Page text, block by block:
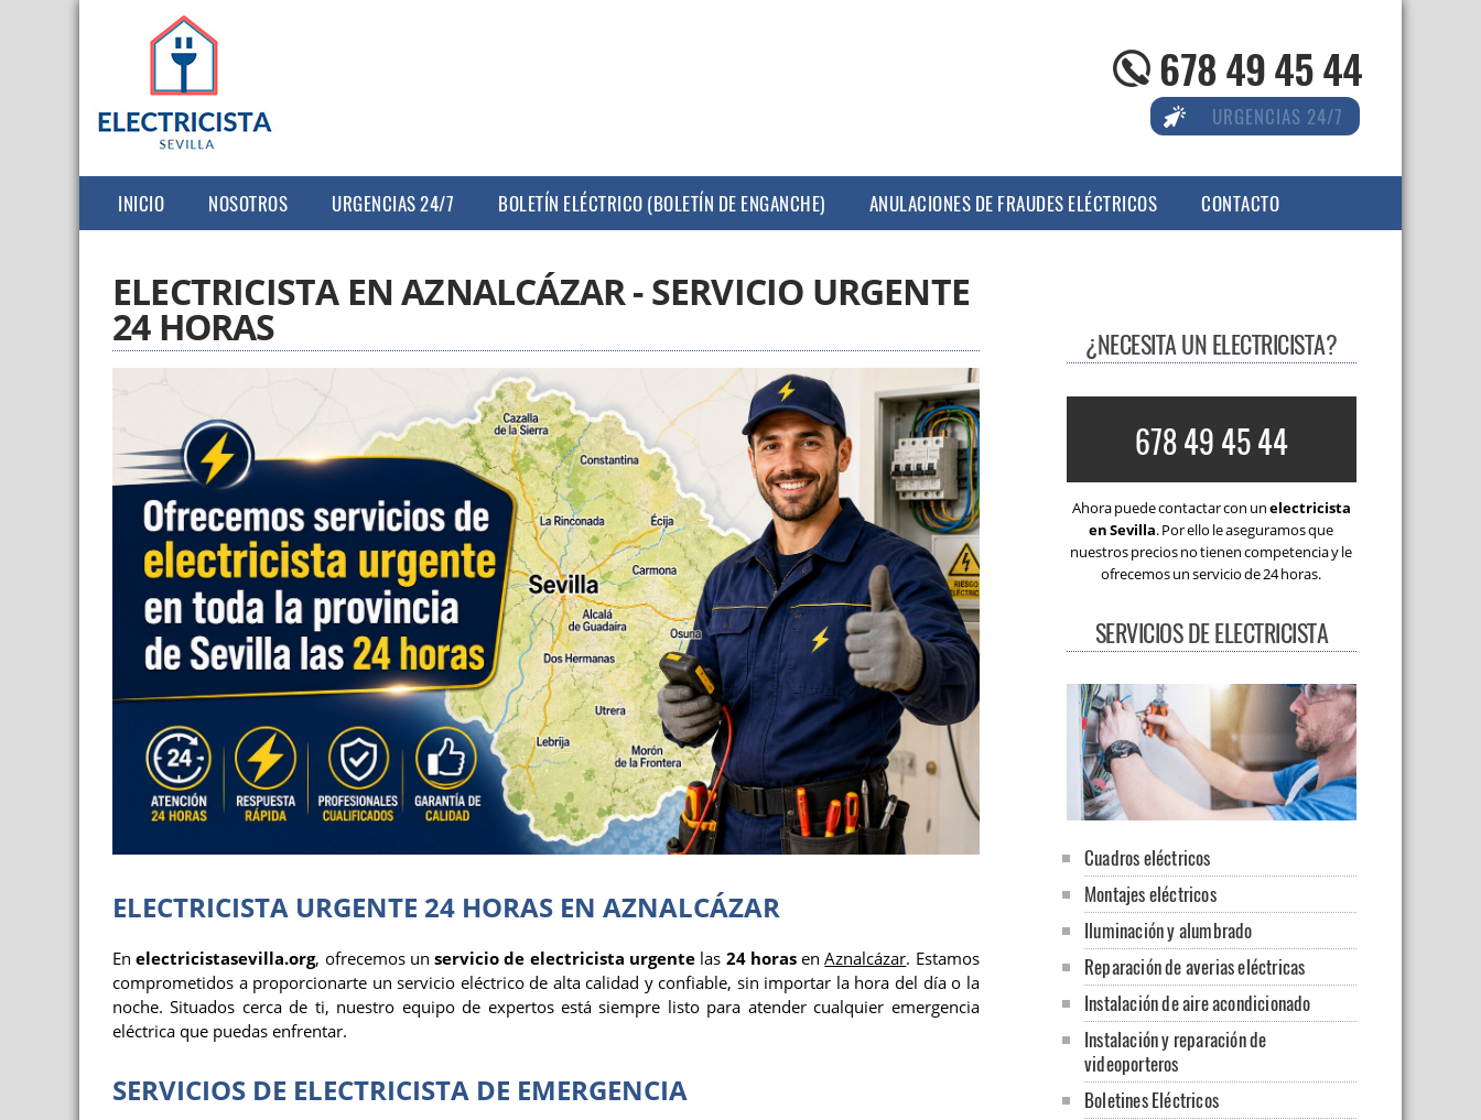
678 49 45 44
URGENCIAS 24/7
INICIO NOSOTROS URGENCIAS 24/7 BOLETÍN ELÉCTRICO (BOLETÍN DE ENGANCHE) ANULACIONES DE FRAUDES ELÉCTRICOS CONTACTO
ELECTRICISTA EN AZNALCÁZAR - SERVICIO URGENTE
24 HORAS
ELECTRICISTA URGENTE 24 HORAS EN AZNALCÁZAR
Enelectricistasevilla.org, ofrecemos unservicio de electricista urgentelas 24 horasenAznalcázar. Estamos
comprometidos a proporcionarte un servicio eléctrico de alta calidad y confiable, sin importar la hora del día o la
noche. Situados cerca de ti, nuestro equipo de expertos está siempre listo para atender cualquier emergencia
eléctrica que puedas enfrentar.
SERVICIOS DE ELECTRICISTA DE EMERGENCIA
¿NECESITA UN ELECTRICISTA?
678 49 45 44
Ahora puede contactar con unelectricista
en Sevilla. Por ello le aseguramos que
nuestros precios no tienen competencia y le
ofrecemos un servicio de 24 horas.
SERVICIOS DE ELECTRICISTA
Cuadros eléctricos
Montajes eléctricos
Iluminación y alumbrado
Reparación de averias eléctricas
Instalación de aire acondicionado
Instalación y reparación de
videoporteros
Boletines Eléctricos